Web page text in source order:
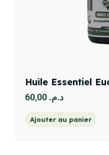
Huile Essentiel
د.م.
Ajouter au panier